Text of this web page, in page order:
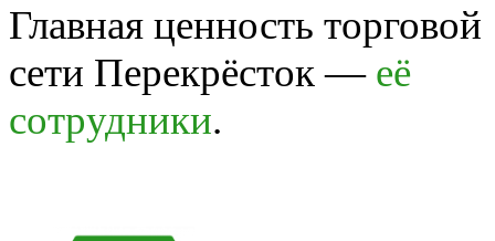
Главная ценность торговой
сети Перекрёсток — её
сотрудники.